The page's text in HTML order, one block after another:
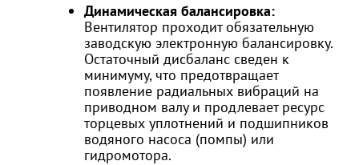
Динамическая балансировка:
Вентилятор проходит обязательную
заводскую электронную балансировку.
Остаточный дисбаланс сведен к
минимуму, что предотвращает
появление радиальных вибраций на
приводном валу и продлевает ресурс
торцевых уплотнений и подшипников
водяного насоса (помпы) или
гидромотора.